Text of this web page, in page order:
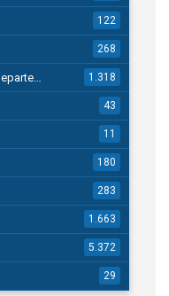
122
268
1.318
43
11
180
283
1.663
5.372
29